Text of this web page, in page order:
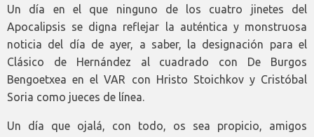
Un día en el que ninguno de los cuatro jinetes del
Apocalipsis se digna reflejar la auténtica y monstruosa
noticia del día de ayer, a saber, la designación para el
Clásico de Hernández al cuadrado con De Burgos
Bengoetxea en el VAR con Hristo Stoichkov y Cristóbal
Soria como jueces de línea.
Un día que ojalá, con todo, os sea propicio, amigos